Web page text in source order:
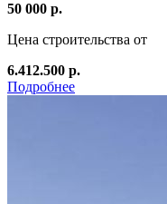
50 000 р.
Цена строительства от
6.412.500 р.
Подробнее